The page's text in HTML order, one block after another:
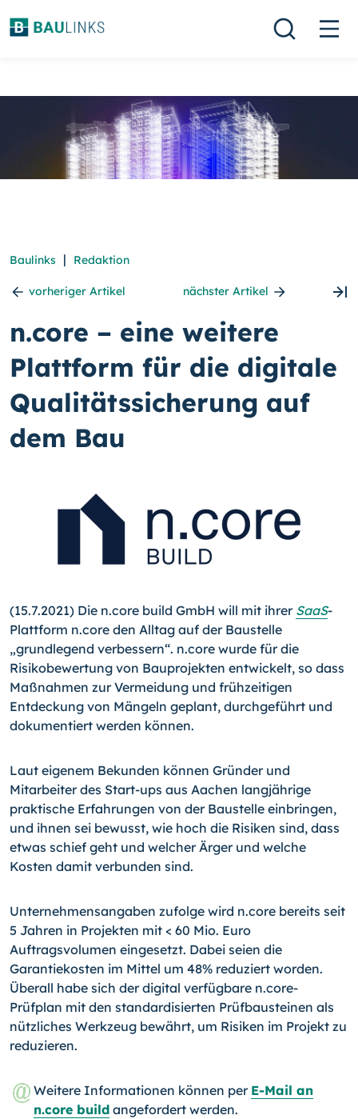
Baulinks | Redaktion
vorheriger Artikel nächster Artikel
n.core – eine weitere
Plattform für die digitale
Qualitätssicherung auf
dem Bau
(15.7.2021) Die n.core build GmbH will mit ihrer SaaS-
Platt­form n.core den Alltag auf der Baustelle
„grundlegend verbessern“. n.core wurde für die
Risikobewertung von Bauprojekten entwickelt, so dass
Maßnahmen zur Vermeidung und frühzeitigen
Entdeckung von Mängeln geplant, durchgeführt und
dokumentiert werden können.
Laut eigenem Bekunden können Gründer und
Mitarbeiter des Start-ups aus Aachen langjährige
praktische Erfahrungen von der Baustelle einbringen,
und ihnen sei bewusst, wie hoch die Risiken sind, dass
etwas schief geht und welcher Ärger und welche
Kosten damit verbunden sind.
Unternehmensangaben zufolge wird n.core bereits seit
5 Jahren in Projekten mit < 60 Mio. Euro
Auftragsvolumen eingesetzt. Dabei seien die
Garantiekosten im Mittel um 48% reduziert worden.
Überall habe sich der digital verfügbare n.core-
Prüfplan mit den standardisierten Prüfbausteinen als
nützliches Werkzeug bewährt, um Risiken im Projekt zu
reduzieren.
Weitere Informationen können per E-Mail an
n.core build angefordert werden.